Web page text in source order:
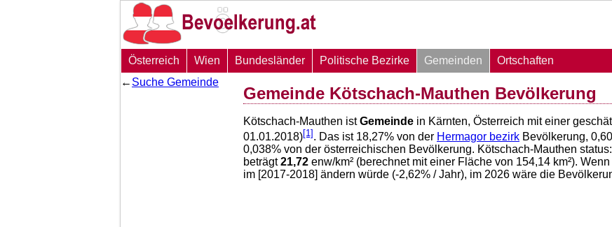
Österreich Wien Bundesländer Politische Bezirke Gemeinden
Ortschaften
← Suche Gemeinde
Gemeinde Kötschach-Mauthen Bevölkerung
Kötschach-Mauthen istGemeinde in Kärnten, Österreich mit einer
01.01.2018)[1] . Das ist 18,27% von der Hermagor bezirk Bevölkerung, 0,60
0,038% von der österreichischen Bevölkerung. Kötschach-Mauthen
beträgt21,72 enw/km² (berechnet mit einer Fläche von 154,14 km²).
im [2017-2018] ändern würde (-2,62% / Jahr), im 2026 wäre die